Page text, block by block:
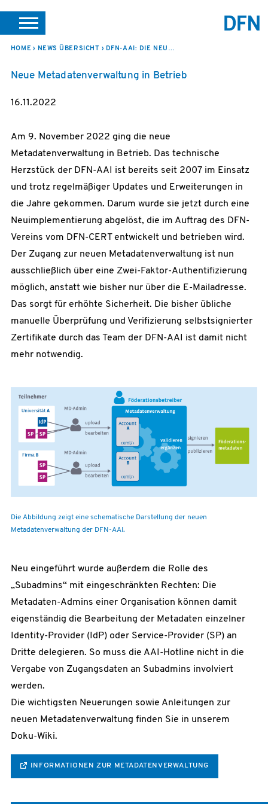
SUCHE PORTALE SUPPORT JOBS LEICHTE SPRACHE
VEREIN INTERN
HOME NEWS ÜBERSICHT DFN-AAI: DIE NEUE METADATENVERWALTUNG IST DA!
Neue Metadatenverwaltung in Betrieb
16.11.2022
Am 9. November 2022 ging die neue
Metadatenverwaltung in Betrieb. Das technische
Herzstück der DFN-AAI ist bereits seit 2007 im Einsatz
und trotz regelmäßiger Updates und Erweiterungen in
die Jahre gekommen. Darum wurde sie jetzt durch eine
Neuimplementierung abgelöst, die im Auftrag des DFN-
Vereins vom DFN-CERT entwickelt und betrieben wird.
Der Zugang zur neuen Metadatenverwaltung ist nun
ausschließlich über eine Zwei-Faktor-Authentifizierung
möglich, anstatt wie bisher nur über die E-Mailadresse.
Das sorgt für erhöhte Sicherheit. Die bisher übliche
manuelle Überprüfung und Verifizierung selbstsignierter
Zertifikate durch das Team der DFN-AAI ist damit nicht
mehr notwendig.
Die Abbildung zeigt eine schematische Darstellung der neuen
Metadatenverwaltung der DFN-AAI.
Neu eingeführt wurde außerdem die Rolle des
„Subadmins“ mit eingeschränkten Rechten: Die
Metadaten-Admins einer Organisation können damit
eigenständig die Bearbeitung der Metadaten einzelner
Identity-Provider (IdP) oder Service-Provider (SP) an
Dritte delegieren. So muss die AAI-Hotline nicht in die
Vergabe von Zugangsdaten an Subadmins involviert
werden.
Die wichtigsten Neuerungen sowie Anleitungen zur
neuen Metadatenverwaltung finden Sie in unserem
Doku-Wiki.
INFORMATIONEN ZUR METADATENVERWALTUNG